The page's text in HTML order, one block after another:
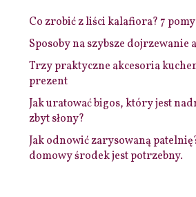
Co zrobić z liści kalafiora? 7
Sposoby na szybsze dojrzewanie
Trzy praktyczne akcesoria
prezent
Jak uratować bigos, który jest
zbyt słony?
Jak odnowić zarysowaną
domowy środek jest potrzebny.